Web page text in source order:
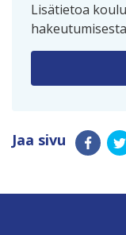
Lisätietoa
Jaa sivu